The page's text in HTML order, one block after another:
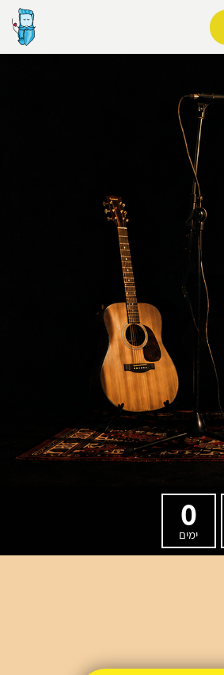
0
ימים